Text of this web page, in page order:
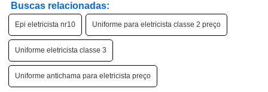
Buscas relacionadas:
Epi eletricista nr10 Uniforme para eletricista classe 2 preço
Uniforme eletricista classe 3
Uniforme antichama para eletricista preço